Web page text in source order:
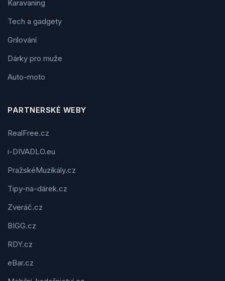
Karavaning
Tech a gadgety
Grilování
Dárky pro muže
Auto-moto
PARTNERSKÉ WEBY
RealFree.cz
i-DIVADLO.eu
PražskéMuzikály.cz
Tipy-na-dárek.cz
Zveráč.cz
BIGG.cz
RDY.cz
eBar.cz